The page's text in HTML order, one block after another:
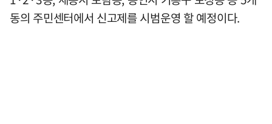
동의 주민센터에서 신고제를 시범운영 할 예정이다.